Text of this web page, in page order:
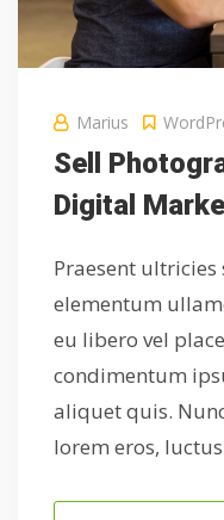
Marius
Sell
Digital
Praesent ultricies
elementum
eu libero vel
condimentum
aliquet quis.
lorem eros, luctus